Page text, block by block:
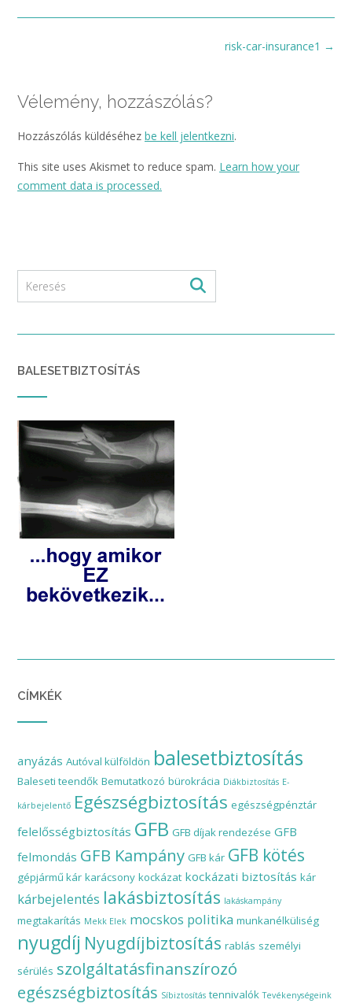
risk-car-insurance1 →
Vélemény, hozzászólás?
Hozzászólás küldéséhez be kell jelentkezni.
This site uses Akismet to reduce spam. Learn how your
comment data is processed.
BALESETBIZTOSÍTÁS
CÍMKÉK
anyázás Autóval külföldön balesetbiztosítás
Baleseti teendők Bemutatkozó bürokrácia Diákbiztosítás E-
kárbejelentő Egészségbiztosítás egészségpénztár
felelősségbiztosítás GFB GFB díjak rendezése GFB
felmondás GFB Kampány GFB kár GFB kötés
gépjármű kár karácsony kockázat kockázati biztosítás kár
kárbejelentés lakásbiztosítás lakáskampány
megtakarítás Mekk Elek mocskos politika munkanélküliség
nyugdíj Nyugdíjbiztosítás rablás személyi
sérülés szolgáltatásfinanszírozó
egészségbiztosítás Síbiztosítás tennivalók Tevékenységeink